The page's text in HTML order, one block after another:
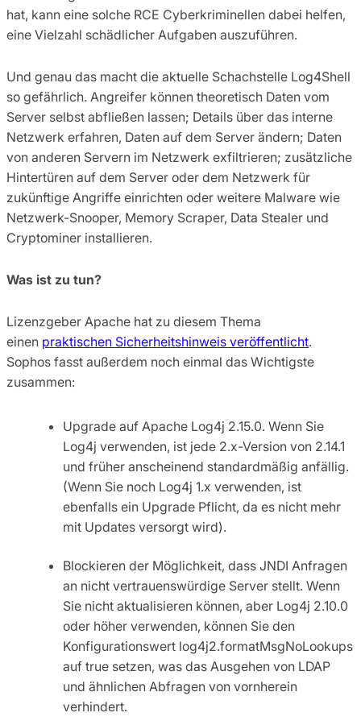
hat, kann eine solche RCE Cyberkriminellen dabei helfen,
eine Vielzahl schädlicher Aufgaben auszuführen.
Und genau das macht die aktuelle Schachstelle Log4Shell
so gefährlich. Angreifer können theoretisch Daten vom
Server selbst abfließen lassen; Details über das interne
Netzwerk erfahren, Daten auf dem Server ändern; Daten
von anderen Servern im Netzwerk exfiltrieren; zusätzliche
Hintertüren auf dem Server oder dem Netzwerk für
zukünftige Angriffe einrichten oder weitere Malware wie
Netzwerk-Snooper, Memory Scraper, Data Stealer und
Cryptominer installieren.
Was ist zu tun?
Lizenzgeber Apache hat zu diesem Thema
einen praktischen Sicherheitshinweis veröffentlicht.
Sophos fasst außerdem noch einmal das Wichtigste
zusammen:
Upgrade auf Apache Log4j 2.15.0. Wenn Sie
Log4j verwenden, ist jede 2.x-Version von 2.14.1
und früher anscheinend standardmäßig anfällig.
(Wenn Sie noch Log4j 1.x verwenden, ist
ebenfalls ein Upgrade Pflicht, da es nicht mehr
mit Updates versorgt wird).
Blockieren der Möglichkeit, dass JNDI Anfragen
an nicht vertrauenswürdige Server stellt. Wenn
Sie nicht aktualisieren können, aber Log4j 2.10.0
oder höher verwenden, können Sie den
Konfigurationswert log4j2.formatMsgNoLookups
auf true setzen, was das Ausgehen von LDAP
und ähnlichen Abfragen von vornherein
verhindert.